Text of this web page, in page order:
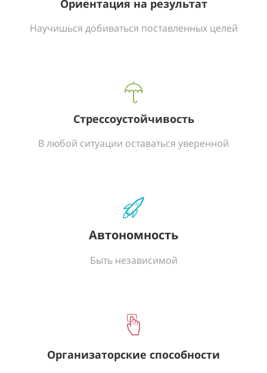
Ориентация на результат
Научишься добиваться поставленных целей
Стрессоустойчивость
В любой ситуации оставаться уверенной
Автономность
Быть независимой
Организаторские способности